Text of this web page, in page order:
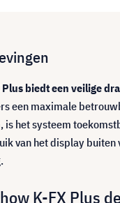
biedt een veilige
een maximale
, is het systeem
van het display
K-FX Plus